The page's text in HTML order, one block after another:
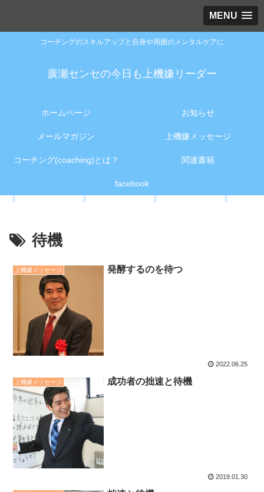
MENU
コーチングのスキルアップと自身や周囲のメンタルケアに
廣瀬センセの今日も上機嫌リーダー
ホームページ お知らせ
メールマガジン 上機嫌メッセージ
コーチング(coaching)とは？ 関連書籍
facebook
待機
上機嫌メッセージ 発酵するのを待つ
2022.06.25
上機嫌メッセージ 成功者の拙速と待機
2019.01.30